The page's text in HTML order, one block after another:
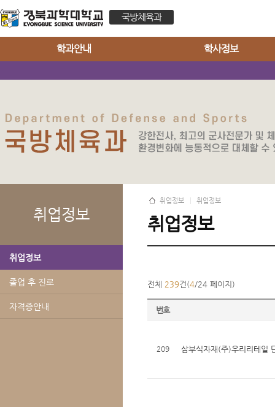
국방체육과
학과안내 학사정보
취업정보
취업정보
졸업 후 진로
자격증안내
취업정보 취업정보
취업정보
전체 239건(4/24 페이지)
번호
209 삼부식자재(주)우리리테일